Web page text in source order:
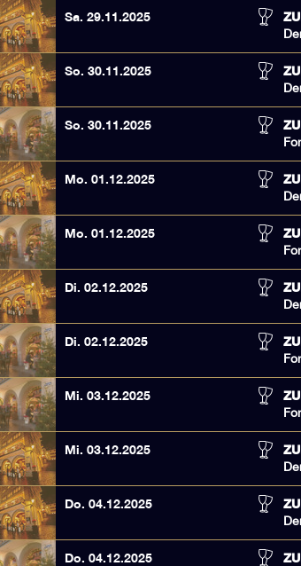
Sa. 29.11.2025
So. 30.11.2025
So. 30.11.2025
Mo. 01.12.2025
Mo. 01.12.2025
Di. 02.12.2025
Di. 02.12.2025
Mi. 03.12.2025
Mi. 03.12.2025
Do. 04.12.2025
Do. 04.12.2025